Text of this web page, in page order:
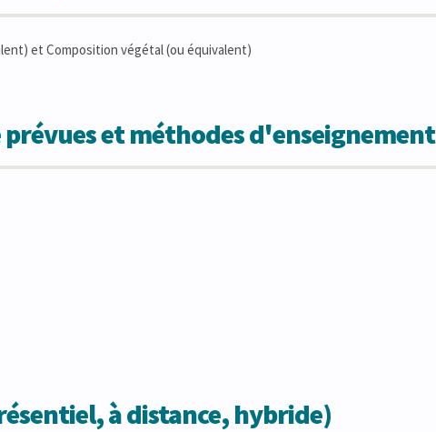
et Composition végétal (ou équivalent)
et méthodes d'enseignement
à distance, hybride)